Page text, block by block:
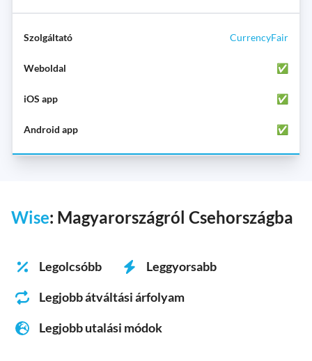
CurrencyFair
✅
✅
✅
Wise: Magyarországról Csehországba
Legolcsóbb
Leggyorsabb
Legjobb átváltási árfolyam
Legjobb utalási módok